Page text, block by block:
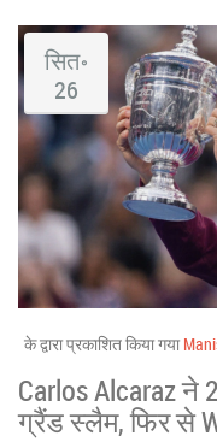
सित॰
26
के द्वारा प्रकाशित किया गया
Carlos Alcaraz ने
ग्रैंड स्लैम, फिर से